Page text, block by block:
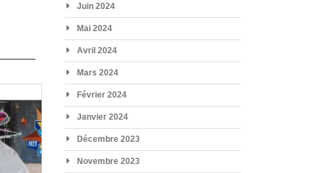
Juin 2024
Mai 2024
Avril 2024
Mars 2024
Février 2024
Janvier 2024
Décembre 2023
Novembre 2023